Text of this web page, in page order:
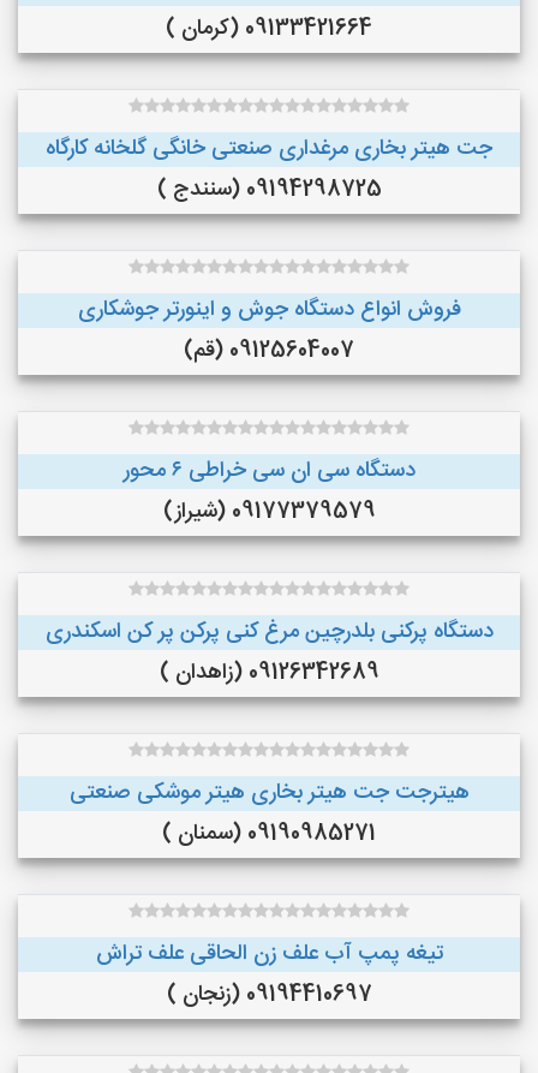
09133421664 (کرمان )
جت هیتر بخاری مرغداری صنعتی خانگی گلخانه کارگاه
09194298725 (سنندج )
فروش انواع دستگاه جوش و اینورتر جوشکاری
09125604007 (قم)
دستگاه سی ان سی خراطی ۶ محور
09177379579 (شیراز)
دستگاه پرکنی بلدرچین مرغ کنی پرکن پر کن اسکندری
09126342689 (زاهدان )
هیترجت جت هیتر بخاری هیتر موشکی صنعتی
09190985271 (سمنان )
تیغه پمپ آب علف زن الحاقی علف تراش
09194410697 (زنجان )